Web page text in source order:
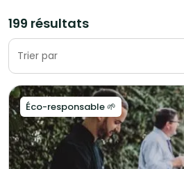
199 résultats
Trier par
Éco-responsable 🌱